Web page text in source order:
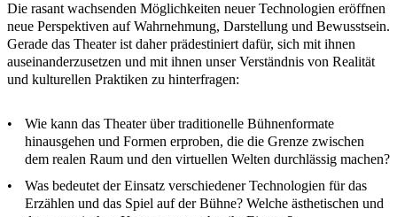
Die rasant wachsenden Möglichkeiten neuer Technologien eröffnen
neue Perspektiven auf Wahrnehmung, Darstellung und Bewusstsein.
Gerade das Theater ist daher prädestiniert dafür, sich mit ihnen
auseinanderzusetzen und mit ihnen unser Verständnis von Realität
und kulturellen Praktiken zu hinterfragen:
Wie kann das Theater über traditionelle Bühnenformate
hinausgehen und Formen erproben, die die Grenze zwischen
dem realen Raum und den virtuellen Welten durchlässig machen?
Was bedeutet der Einsatz verschiedener Technologien für das
Erzählen und das Spiel auf der Bühne? Welche ästhetischen und